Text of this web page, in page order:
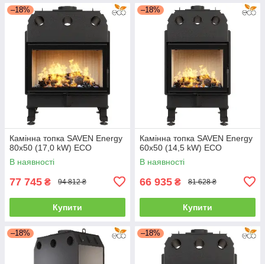
–18%
Камінна топка SAVEN Energy
80х50 (17,0 kW) ECO
В наявності
77 745 ₴ 94 812 ₴
Купити
–18%
Камінна топка SAVEN Energy
60х50 (14,5 kW) ECO
В наявності
66 935 ₴ 81 628 ₴
Купити
–18% –18%